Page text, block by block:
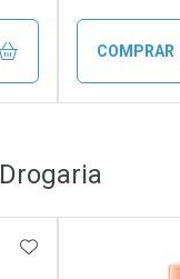
COMPRAR
Por
ADICIONAR AOS